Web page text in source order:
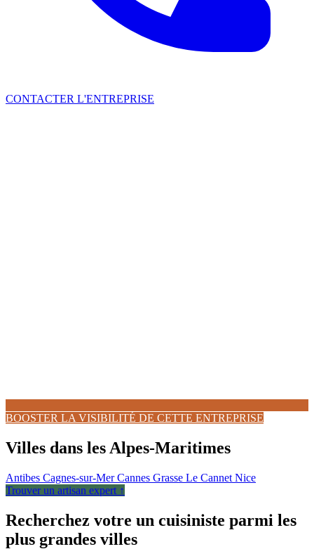
CONTACTER L'ENTREPRISE
BOOSTER LA VISIBILITÉ DE CETTE ENTREPRISE
Villes dans les Alpes-Maritimes
Antibes Cagnes-sur-MerCannes Grasse Le Cannet Nice
Trouver un artisan expert ↑
Recherchez votre un cuisiniste parmi les
plus grandes villes